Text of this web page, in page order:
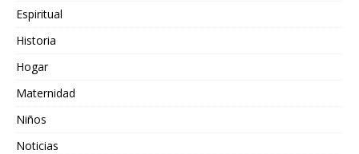
Espiritual
Historia
Hogar
Maternidad
Niños
Noticias